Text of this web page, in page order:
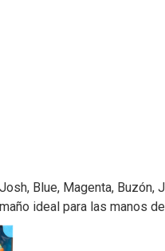
Blue, Magenta, Buzón,
ideal para las manos